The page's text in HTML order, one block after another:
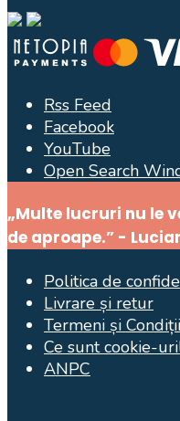
Rss Feed
Facebook
YouTube
Open Search
„Multe lucruri nu le
de aproape.” -
Politica de
Livrare și retur
Termeni și Condiții
Ce sunt cookie-
ANPC